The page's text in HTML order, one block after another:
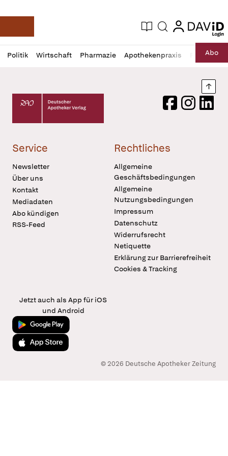
Deutsche Apotheker Zeitung
Aktuelle Ausgabe
Suche login
login
Politik Wirtschaft Pharmazie Apothekenpraxis RechtAbo
Profil
öffnen
Daz
Pur
Deutscher Apotheker Verlag Logo
FacebookInstagram
Service
Newsletter
Über uns
Kontakt
Mediadaten
Abo kündigen
RSS-Feed
Rechtliches
Allgemeine
Geschäftsbedingungen
Allgemeine
Nutzungsbedingungen
Impressum
Datenschutz
Widerrufsrecht
Netiquette
Erklärung zur Barrierefreiheit
Cookies & Tracking
Jetzt auch als App für iOS
und Android
Jetzt bei Google Play
Laden im App Store
© 2026 Deutsche Apotheker Zeitung